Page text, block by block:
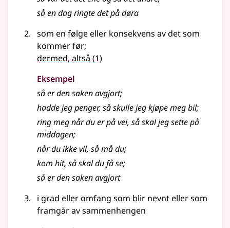
så en dag ringte det på døra
som en følge eller konsekvens av det som
kommer før;
dermed, altså (1)
Eksempel
så er den saken avgjort;
hadde jeg penger, så skulle jeg kjøpe meg bil;
ring meg når du er på vei, så skal jeg sette på
middagen;
når du ikke vil, så må du;
kom hit, så skal du få se;
så er den saken avgjort
i grad eller omfang som blir nevnt eller som
framgår av sammenhengen